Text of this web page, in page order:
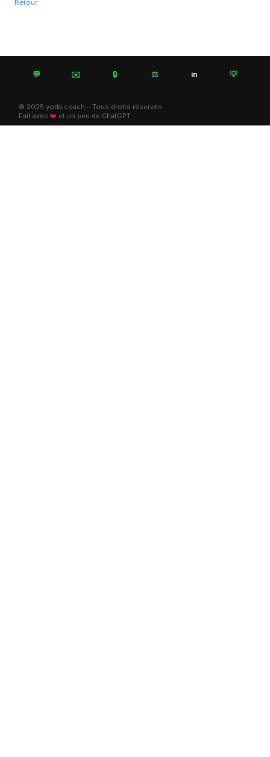
Retour
💬 ✉️ 🔒 ⚖️ in 💡
© 2025 yoda.coach – Tous droits réservés
Fait avec ❤️ et un peu de ChatGPT